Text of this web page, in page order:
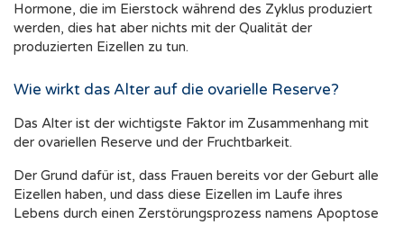
Hormone, die im Eierstock während des Zyklus produziert
werden, dies hat aber nichts mit der Qualität der
produzierten Eizellen zu tun.
Wie wirkt das Alter auf die ovarielle Reserve?
Das Alter ist der wichtigste Faktor im Zusammenhang mit
der ovariellen Reserve und der Fruchtbarkeit.
Der Grund dafür ist, dass Frauen bereits vor der Geburt alle
Eizellen haben, und dass diese Eizellen im Laufe ihres
Lebens durch einen Zerstörungsprozess namens Apoptose